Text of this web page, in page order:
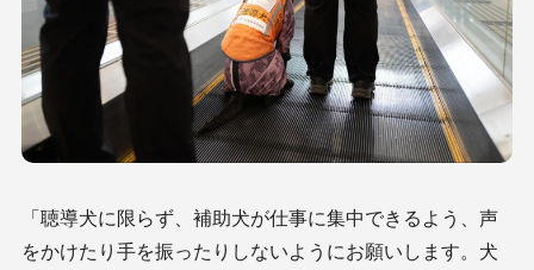
「聴導犬に限らず、補助犬が仕事に集中できるよう、声
をかけたり手を振ったりしないようにお願いします。犬